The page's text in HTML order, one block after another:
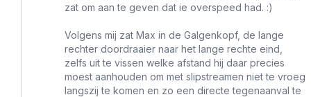
zat om aan te geven dat ie overspeed had. :)
Volgens mij zat Max in de Galgenkopf, de lange
rechter doordraaier naar het lange rechte eind,
zelfs uit te vissen welke afstand hij daar precies
moest aanhouden om met slipstreamen niet te vroeg
langszij te komen en zo een directe tegenaanval te